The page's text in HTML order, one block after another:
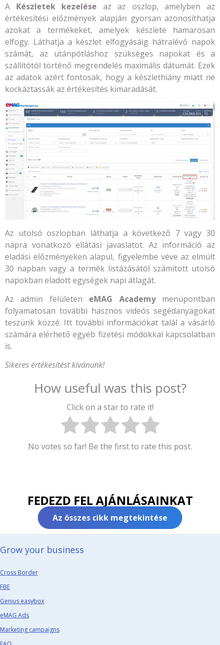
A Készletek kezelése az az oszlop, amelyben az
értékesítési előzmények alapján gyorsan azonosíthatja
azokat a termékeket, amelyek készlete hamarosan
elfogy. Láthatja a készlet elfogyásáig hátralévő napok
számát, az utánpótláshoz szükséges napokat és a
szállítótól történő megrendelés maximális dátumát. Ezek
az adatok azért fontosak, hogy a készlethiány miatt ne
kockáztassák az értékesítés kimaradását.
Az utolsó oszlopban láthatja a következő 7 vagy 30
napra vonatkozó ellátási javaslatot. Az információ az
eladási előzményeken alapul, figyelembe véve az elmúlt
30 napban vagy a termék listázásától számított utolsó
napokban eladott egységek napi átlagát.
Az admin felületen eMAG Academy menüpontban
folyamatosan további hasznos videós segédanyagokat
teszünk közzé. Itt további információkat talál a vásárló
számára elérhető egyéb fizetési módokkal kapcsolatban
is.
Sikeres értékesítést kívánunk!
How useful was this post?
Click on a star to rate it!
No votes so far! Be the first to rate this post.
FEDEZD FEL AJÁNLÁSAINKAT
Az összes cikk megtekintése
Grow your business​
Cross Border
FBE
Genius easybox
eMAG Ads
Marketing campaigns